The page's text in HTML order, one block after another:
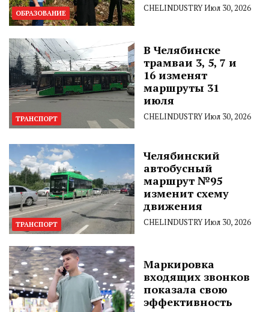
ОБРАЗОВАНИЕ CHELINDUSTRYИюл 30, 2026
ТРАНСПОРТ
В Челябинске
трамваи 3, 5, 7 и
16 изменят
маршруты 31
июля
CHELINDUSTRYИюл 30, 2026
ТРАНСПОРТ
Челябинский
автобусный
маршрут №95
изменит схему
движения
CHELINDUSTRYИюл 30, 2026
Маркировка
входящих звонков
показала свою
эффективность